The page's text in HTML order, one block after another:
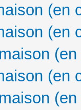
(en
(en
(en